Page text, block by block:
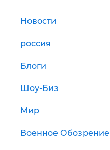
Новости
россия
Блоги
Шоу-Биз
Мир
Военное Обозрение